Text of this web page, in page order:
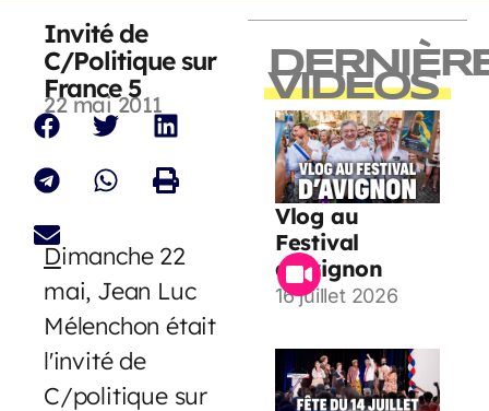
Invité de
C/Politique sur
France 5
22 mai 2011
Dimanche 22
mai, Jean Luc
Mélenchon était
l'invité de
C/politique sur
VIDEOS
Vlog au
Festival
d’Avignon
16 juillet 2026